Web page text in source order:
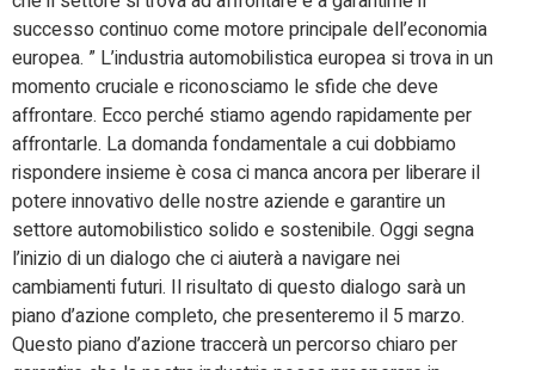
successo continuo come motore principale dell’economia
europea. ” L’industria automobilistica europea si trova in un
momento cruciale e riconosciamo le sfide che deve
affrontare. Ecco perché stiamo agendo rapidamente per
affrontarle. La domanda fondamentale a cui dobbiamo
rispondere insieme è cosa ci manca ancora per liberare il
potere innovativo delle nostre aziende e garantire un
settore automobilistico solido e sostenibile. Oggi segna
l’inizio di un dialogo che ci aiuterà a navigare nei
cambiamenti futuri. Il risultato di questo dialogo sarà un
piano d’azione completo, che presenteremo il 5 marzo.
Questo piano d’azione traccerà un percorso chiaro per